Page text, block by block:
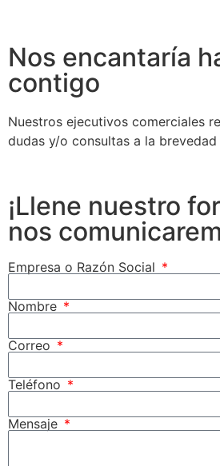
Nos encantaría
contigo
Nuestros ejecutivos comerciales
dudas y/o consultas a la brevedad
¡Llene nuestro
nos
Empresa o Razón Social
Nombre
Correo
Teléfono
Mensaje